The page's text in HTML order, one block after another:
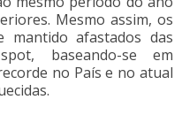
Mesmo assim, os
mantido afastados das
baseando-se em
no País e no atual